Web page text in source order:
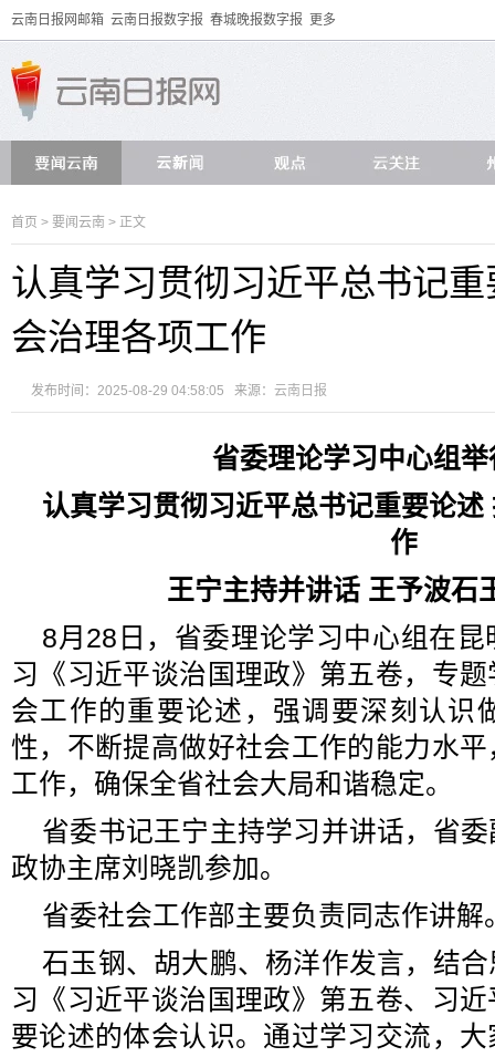
云南日报网邮箱 云南日报数字报 春城晚报数字报 更多
首页 > 要闻云南 > 正文
认真学习贯彻习近平总书记
会治理各项工作
发布时间：2025-08-29 04:58:05 来源： 云南日报
省委理论学习中心组
认真学习贯彻习近平总书记重要论
作
王宁主持并讲话 王予波石
8月28日，省委理论学习中心组在
习《习近平谈治国理政》第五卷，专
会工作的重要论述，强调要深刻认识
性，不断提高做好社会工作的能力水
工作，确保全省社会大局和谐稳定。
省委书记王宁主持学习并讲话，省
政协主席刘晓凯参加。
省委社会工作部主要负责同志作讲解
石玉钢、胡大鹏、杨洋作发言，结
习《习近平谈治国理政》第五卷、习
要论述的体会认识。通过学习交流，